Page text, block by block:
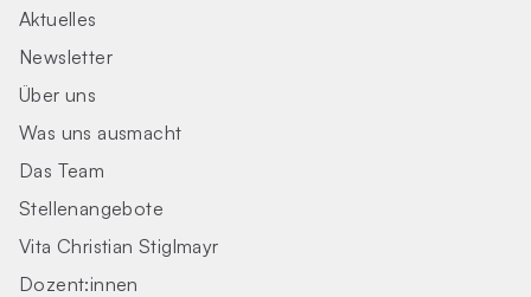
Aktuelles
Newsletter
Über uns
Was uns ausmacht
Das Team
Stellenangebote
Vita Christian Stiglmayr
Dozent:innen